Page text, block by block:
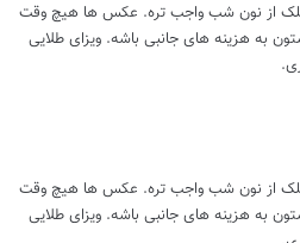
از نون شب واجب تره. عکس ها هیچ وقت
به هزینه های جانبی باشه. ویزای طلایی
از نون شب واجب تره. عکس ها هیچ وقت
به هزینه های جانبی باشه. ویزای طلایی